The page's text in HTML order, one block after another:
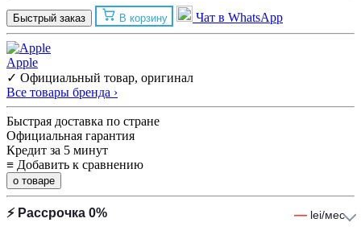
Быстрый заказ В корзину Чат в WhatsApp
Apple
✓ Официальный товар, оригинал
Все товары бренда ›
Быстрая доставка по стране
Официальная гарантия
Кредит за 5 минут
≡ Добавить к сравнению
о товаре
⚡ Рассрочка 0% — lei/мес